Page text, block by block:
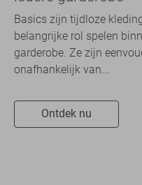
Basics zijn tijdloze
belangrijke rol spelen
garderobe. Ze zijn
onafhankelijk van...
Ontdek nu